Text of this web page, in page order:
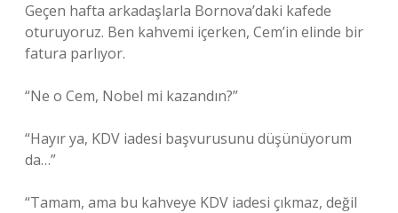
Geçen hafta arkadaşlarla Bornova’daki kafede
oturuyoruz. Ben kahvemi içerken, Cem’in elinde bir
fatura parlıyor.
“Ne o Cem, Nobel mi kazandın?”
“Hayır ya, KDV iadesi başvurusunu düşünüyorum
da…”
“Tamam, ama bu kahveye KDV iadesi çıkmaz, değil